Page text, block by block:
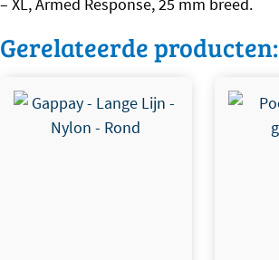
Gerelateerde producten:
Dit product heeft meerdere
variaties. Deze optie kan
gekozen worden op de